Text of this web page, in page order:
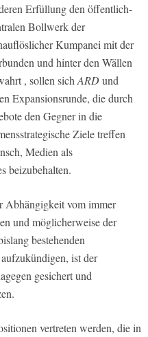
Erfüllung den öffentlich-
Bollwerk der
Kumpanei mit der
und hinter den Wällen
, sollen sich ARDund
Expansionsrunde, die durch
den Gegner in die
Ziele treffen
Medien als
beizubehalten.
Abhängigkeit vom immer
und möglicherweise der
bestehenden
ist der
gesichert und
vertreten werden, die in